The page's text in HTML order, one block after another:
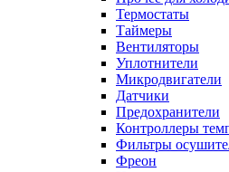
Термостаты
Таймеры
Вентиляторы
Уплотнители
Микродвигатели
Датчики
Предохранители
Контроллеры
Фильтры
Фреон